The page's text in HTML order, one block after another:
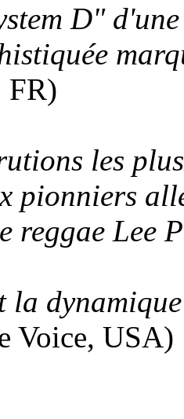
D"
FR)
les
pionniers
reggae Lee
la
Voice, USA)